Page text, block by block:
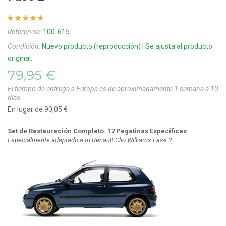
Referencia: 100-615
Condición: Nuevo producto (reproducción) | Se ajusta al producto
original.
79,95 €
El tiempo de entrega a Europa es de aproximadamente 1 semana a 10
días.
En lugar de 90,05 €
Set de Restauración Completo: 17 Pegatinas Específicas
Especialmente adaptado a tu Renault Clio Williams Fase 2